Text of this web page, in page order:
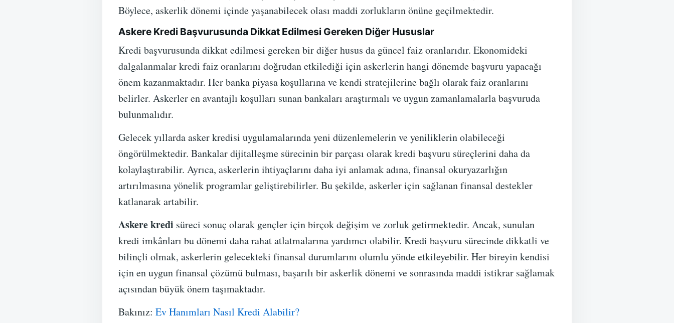
Böylece, askerlik dönemi içinde yaşanabilecek olası maddi zorlukların önüne geçilmektedir.
Askere Kredi Başvurusunda Dikkat Edilmesi Gereken Diğer Hususlar
Kredi başvurusunda dikkat edilmesi gereken bir diğer husus da güncel faiz oranlarıdır. Ekonomideki
dalgalanmalar kredi faiz oranlarını doğrudan etkilediği için askerlerin hangi dönemde başvuru yapacağı
önem kazanmaktadır. Her banka piyasa koşullarına ve kendi stratejilerine bağlı olarak faiz oranlarını
belirler. Askerler en avantajlı koşulları sunan bankaları araştırmalı ve uygun zamanlamalarla başvuruda
bulunmalıdır.
Gelecek yıllarda asker kredisi uygulamalarında yeni düzenlemelerin ve yeniliklerin olabileceği
öngörülmektedir. Bankalar dijitalleşme sürecinin bir parçası olarak kredi başvuru süreçlerini daha da
kolaylaştırabilir. Ayrıca, askerlerin ihtiyaçlarını daha iyi anlamak adına, finansal okuryazarlığın
artırılmasına yönelik programlar geliştirebilirler. Bu şekilde, askerler için sağlanan finansal destekler
katlanarak artabilir.
Askere kredi süreci sonuç olarak gençler için birçok değişim ve zorluk getirmektedir. Ancak, sunulan
kredi imkânları bu dönemi daha rahat atlatmalarına yardımcı olabilir. Kredi başvuru sürecinde dikkatli ve
bilinçli olmak, askerlerin gelecekteki finansal durumlarını olumlu yönde etkileyebilir. Her bireyin kendisi
için en uygun finansal çözümü bulması, başarılı bir askerlik dönemi ve sonrasında maddi istikrar sağlamak
açısından büyük önem taşımaktadır.
Bakınız: Ev Hanımları Nasıl Kredi Alabilir?